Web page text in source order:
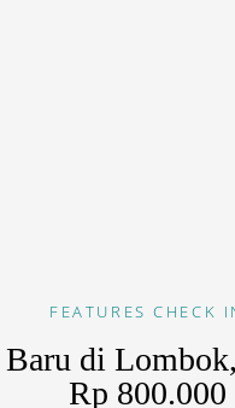
FEATURES CHECK
di
Rp 800.000